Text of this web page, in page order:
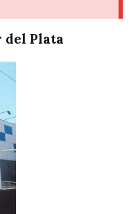
del Plata